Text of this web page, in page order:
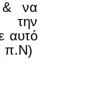
& να
την
αυτό
π.Ν)